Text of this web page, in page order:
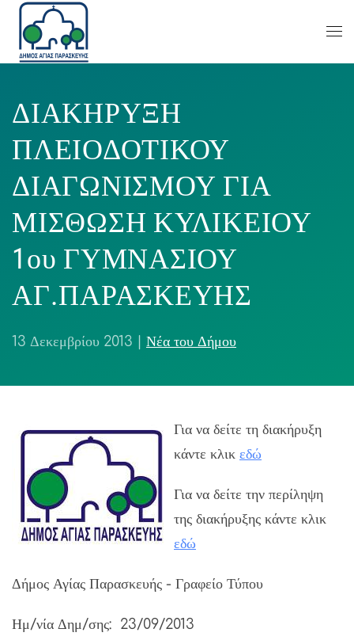
ΔΙΑΚΗΡΥΞΗ
ΠΛΕΙΟΔΟΤΙΚΟΥ
ΔΙΑΓΩΝΙΣΜΟΥ ΓΙΑ
ΜΙΣΘΩΣΗ ΚΥΛΙΚΕΙΟΥ
1ου ΓΥΜΝΑΣΙΟΥ
ΑΓ.ΠΑΡΑΣΚΕΥΗΣ
13 Δεκεμβρίου 2013 Νέα του Δήμου
Για να δείτε τη διακήρυξη
κάντε κλικ εδώ
Για να δείτε την περίληψη
της διακήρυξης κάντε κλικ
εδώ
Δήμος Αγίας Παρασκευής - Γραφείο Τύπου
Ημ/νία Δημ/σης: 23/09/2013